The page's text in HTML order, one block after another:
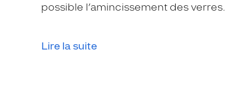
possible l’amincissement des verres.
Lire la suite